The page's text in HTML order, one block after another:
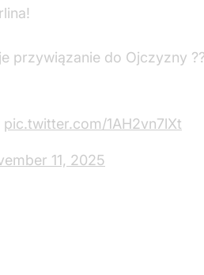
przywiązanie do Ojczyzny
pic.twitter.com/1AH2vn7lXt
11, 2025